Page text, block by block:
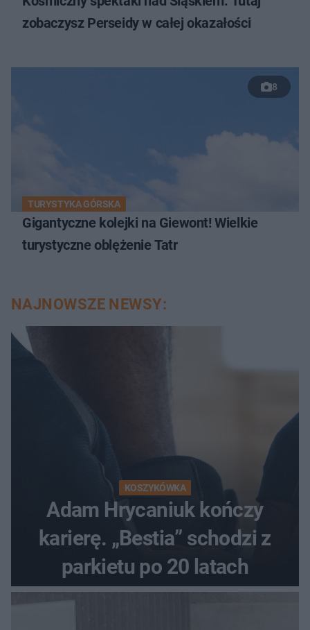
zobaczysz Perseidy w całej okazałości
8
TURYSTYKA GÓRSKA
Gigantyczne kolejki na Giewont! Wielkie
turystyczne oblężenie Tatr
NAJNOWSZE NEWSY:
KOSZYKÓWKA
Adam Hrycaniuk kończy
karierę. „Bestia” schodzi z
parkietu po 20 latach